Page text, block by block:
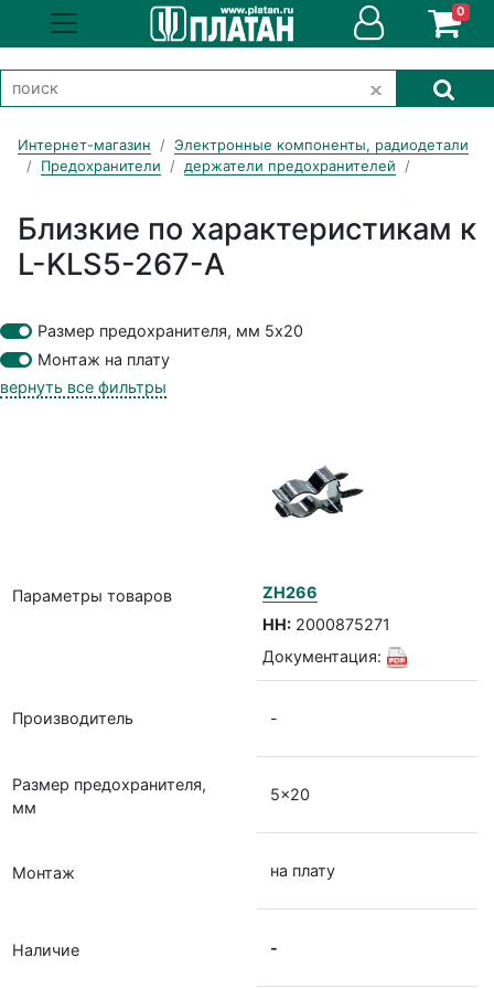
0
Интернет-магазин
Электронные компоненты, радиодетали
Предохранители
держатели предохранителей
Близкие по характеристикам к
L-KLS5-267-A
Размер предохранителя, мм 5x20
Монтаж на плату
вернуть все фильтры
Параметры товаров
ZH266
НН:2000875271
Документация:
Производитель
Размер предохранителя,
мм
Монтаж
Наличие
-
5x20
на плату
-